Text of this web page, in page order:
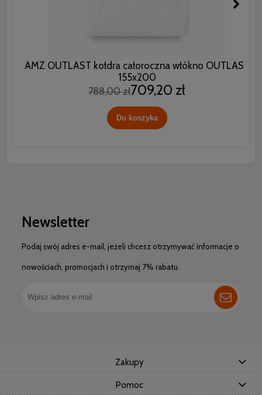
AMZ OUTLAST kołdra całoroczna włókno OUTLAST
155x200
788,00 zł709,20 zł
Do koszyka
Newsletter
Podaj swój adres e-mail, jeżeli chcesz otrzymywać informacje o
nowościach, promocjach i otrzymaj 7% rabatu.
Zakupy
Pomoc